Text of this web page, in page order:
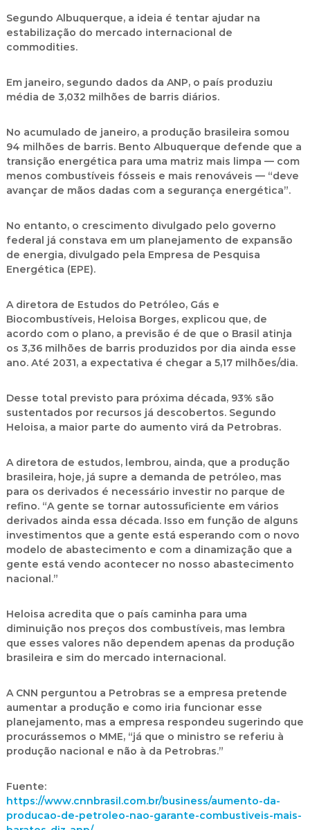
Segundo Albuquerque, a ideia é tentar ajudar na
estabilização do mercado internacional de
commodities.
Em janeiro, segundo dados da ANP, o país produziu
média de 3,032 milhões de barris diários.
No acumulado de janeiro, a produção brasileira somou
94 milhões de barris. Bento Albuquerque defende que a
transição energética para uma matriz mais limpa — com
menos combustíveis fósseis e mais renováveis — “deve
avançar de mãos dadas com a segurança energética”.
No entanto, o crescimento divulgado pelo governo
federal já constava em um planejamento de expansão
de energia, divulgado pela Empresa de Pesquisa
Energética (EPE).
A diretora de Estudos do Petróleo, Gás e
Biocombustíveis, Heloisa Borges, explicou que, de
acordo com o plano, a previsão é de que o Brasil atinja
os 3,36 milhões de barris produzidos por dia ainda esse
ano. Até 2031, a expectativa é chegar a 5,17 milhões/dia.
Desse total previsto para próxima década, 93% são
sustentados por recursos já descobertos. Segundo
Heloisa, a maior parte do aumento virá da Petrobras.
A diretora de estudos, lembrou, ainda, que a produção
brasileira, hoje, já supre a demanda de petróleo, mas
para os derivados é necessário investir no parque de
refino. “A gente se tornar autossuficiente em vários
derivados ainda essa década. Isso em função de alguns
investimentos que a gente está esperando com o novo
modelo de abastecimento e com a dinamização que a
gente está vendo acontecer no nosso abastecimento
nacional.”
Heloisa acredita que o país caminha para uma
diminuição nos preços dos combustíveis, mas lembra
que esses valores não dependem apenas da produção
brasileira e sim do mercado internacional.
A CNN perguntou a Petrobras se a empresa pretende
aumentar a produção e como iria funcionar esse
planejamento, mas a empresa respondeu sugerindo que
procurássemos o MME, “já que o ministro se referiu à
produção nacional e não à da Petrobras.”
Fuente:
https://www.cnnbrasil.com.br/business/aumento-da-
producao-de-petroleo-nao-garante-combustiveis-mais-